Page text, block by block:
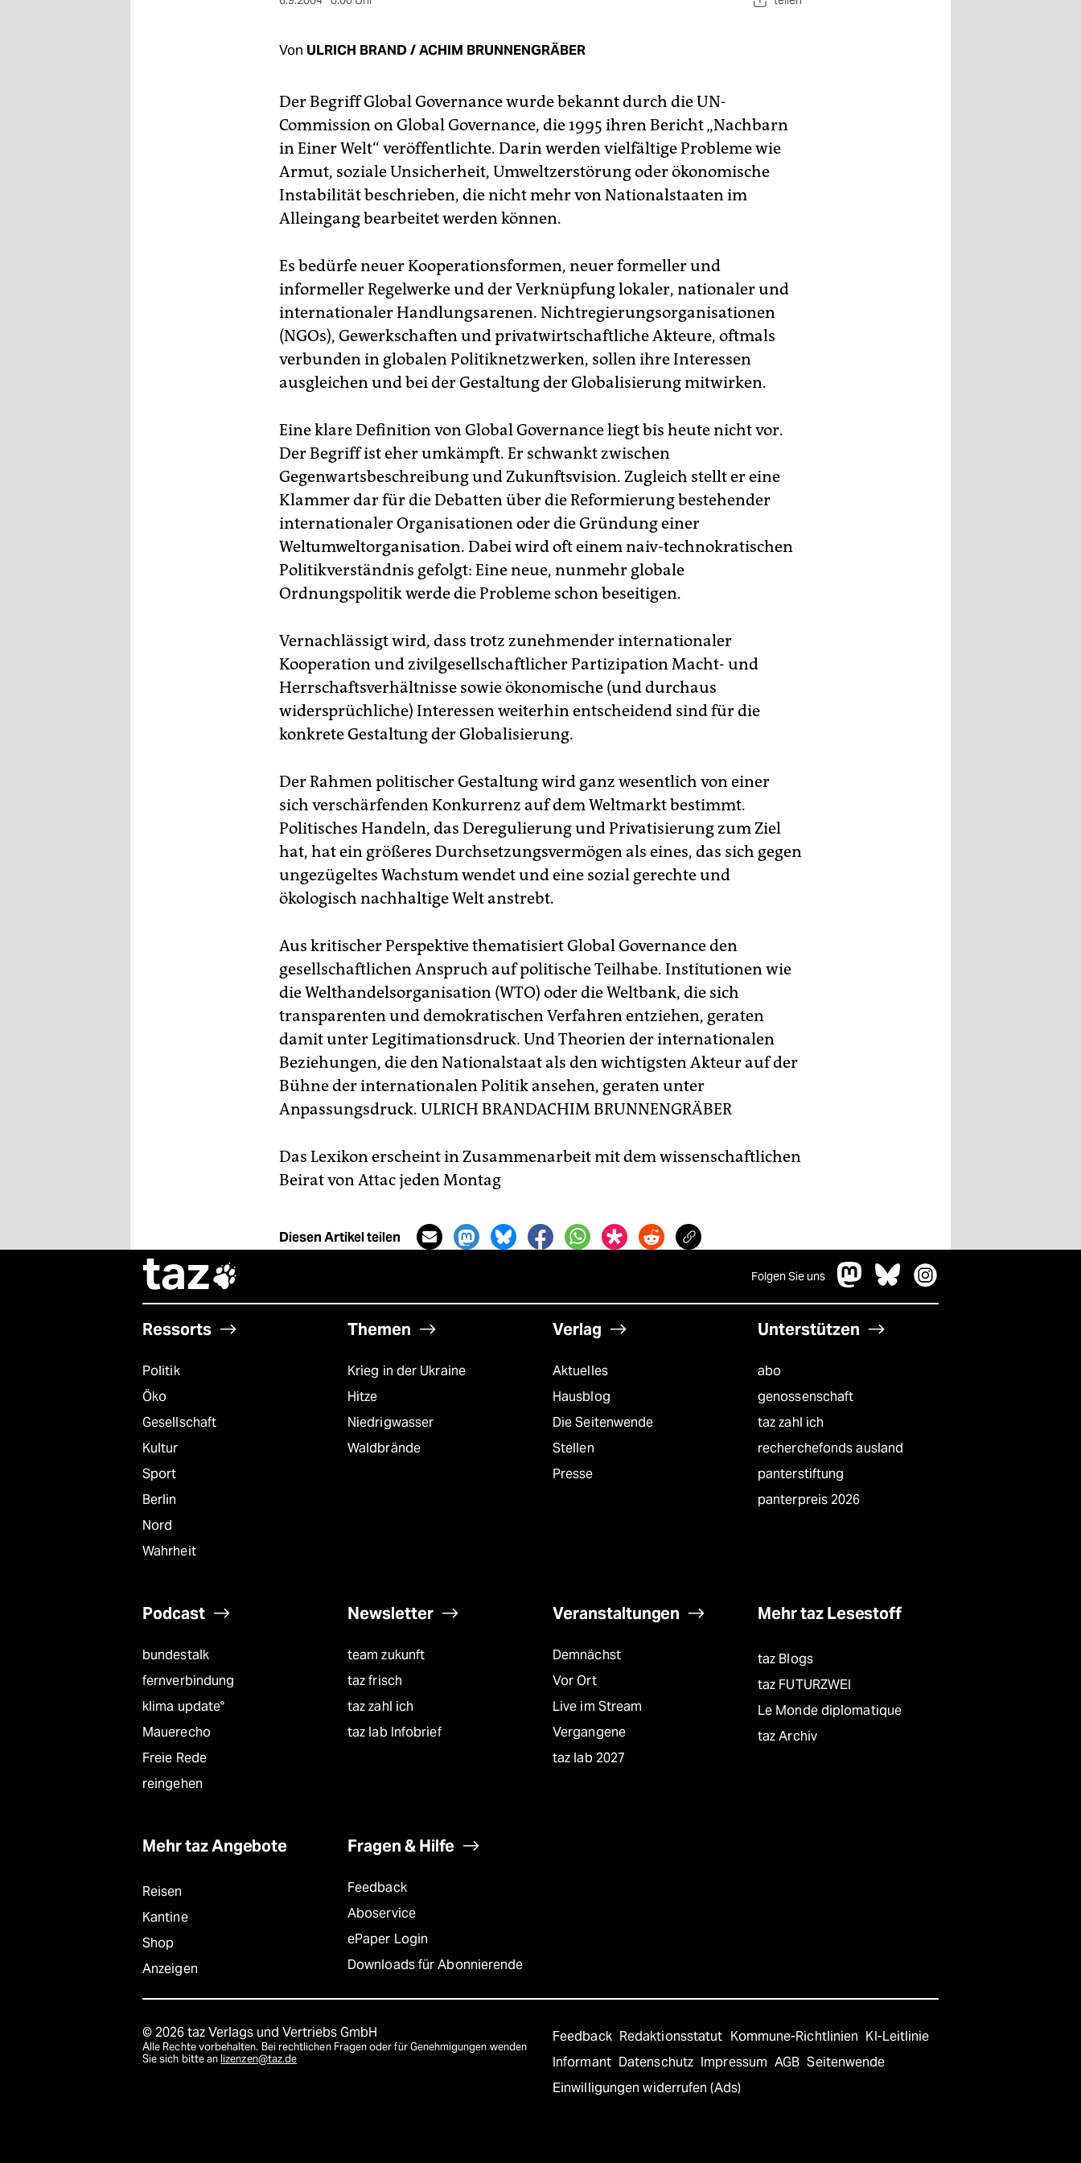
Von ULRICH BRAND / ACHIM BRUNNENGRÄBER
Der Begriff Global Governance wurde bekannt durch die UN-
Commission on Global Governance, die 1995 ihren Bericht „Nachbarn
in Einer Welt“ veröffentlichte. Darin werden vielfältige Probleme wie
Armut, soziale Unsicherheit, Umweltzerstörung oder ökonomische
Instabilität beschrieben, die nicht mehr von Nationalstaaten im
Alleingang bearbeitet werden können.
Es bedürfe neuer Kooperationsformen, neuer formeller und
informeller Regelwerke und der Verknüpfung lokaler, nationaler und
internationaler Handlungsarenen. Nichtregierungsorganisationen
(NGOs), Gewerkschaften und privatwirtschaftliche Akteure, oftmals
verbunden in globalen Politiknetzwerken, sollen ihre Interessen
ausgleichen und bei der Gestaltung der Globalisierung mitwirken.
Eine klare Definition von Global Governance liegt bis heute nicht vor.
Der Begriff ist eher umkämpft. Er schwankt zwischen
Gegenwartsbeschreibung und Zukunftsvision. Zugleich stellt er eine
Klammer dar für die Debatten über die Reformierung bestehender
internationaler Organisationen oder die Gründung einer
Weltumweltorganisation. Dabei wird oft einem naiv-technokratischen
Politikverständnis gefolgt: Eine neue, nunmehr globale
Ordnungspolitik werde die Probleme schon beseitigen.
Vernachlässigt wird, dass trotz zunehmender internationaler
Kooperation und zivilgesellschaftlicher Partizipation Macht- und
Herrschaftsverhältnisse sowie ökonomische (und durchaus
widersprüchliche) Interessen weiterhin entscheidend sind für die
konkrete Gestaltung der Globalisierung.
Der Rahmen politischer Gestaltung wird ganz wesentlich von einer
sich verschärfenden Konkurrenz auf dem Weltmarkt bestimmt.
Politisches Handeln, das Deregulierung und Privatisierung zum Ziel
hat, hat ein größeres Durchsetzungsvermögen als eines, das sich gegen
ungezügeltes Wachstum wendet und eine sozial gerechte und
ökologisch nachhaltige Welt anstrebt.
Aus kritischer Perspektive thematisiert Global Governance den
gesellschaftlichen Anspruch auf politische Teilhabe. Institutionen wie
die Welthandelsorganisation (WTO) oder die Weltbank, die sich
transparenten und demokratischen Verfahren entziehen, geraten
damit unter Legitimationsdruck. Und Theorien der internationalen
Beziehungen, die den Nationalstaat als den wichtigsten Akteur auf der
Bühne der internationalen Politik ansehen, geraten unter
Anpassungsdruck. ULRICH BRANDACHIM BRUNNENGRÄBER
Das Lexikon erscheint in Zusammenarbeit mit dem wissenschaftlichen
Beirat von Attac jeden Montag
Diesen Artikel teilen
taz Folgen Sie uns
Ressorts
Politik
Öko
Gesellschaft
Kultur
Sport
Berlin
Nord
Wahrheit
Themen
Krieg in der Ukraine
Hitze
Niedrigwasser
Waldbrände
Verlag
Aktuelles
Hausblog
Die Seitenwende
Stellen
Presse
Unterstützen
abo
genossenschaft
taz zahl ich
recherchefonds ausland
panterstiftung
panterpreis 2026
Podcast
bundestalk
fernverbindung
klima update°
Mauerecho
Freie Rede
reingehen
Newsletter
team zukunft
taz frisch
taz zahl ich
taz lab Infobrief
Veranstaltungen
Demnächst
Vor Ort
Live im Stream
Vergangene
taz lab 2027
Mehr taz Lesestoff
taz Blogs
taz FUTURZWEI
Le Monde diplomatique
taz Archiv
Mehr taz Angebote
Reisen
Kantine
Shop
Anzeigen
Fragen & Hilfe
Feedback
Aboservice
ePaper Login
Downloads für Abonnierende
© 2026 taz Verlags und Vertriebs GmbH
Alle Rechte vorbehalten. Bei rechtlichen Fragen oder für Genehmigungen wenden
Sie sich bitte an lizenzen@taz.de
Feedback Redaktionsstatut Kommune-Richtlinien KI-Leitlinie
Informant Datenschutz Impressum AGB Seitenwende
Einwilligungen widerrufen (Ads)